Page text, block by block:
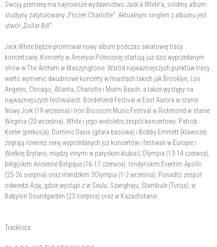
Swoją premierę ma najnowsze wydawnictwo Jack'a White'a, siódmy album
studyjny zatytułowany „Frozen Charlotte". Aktualnym singlem z albumu jest
utwór „Dollar Bill":
Jack White będzie promował nowy album podczas światowej trasy
koncertowej. Koncerty w Ameryce Północnej startują już dziś wyprzedanym
show w The Anthem w Waszyngtonie. Wśród najważniejszych punktów trasy
warto wymienić dwudniowe koncerty w miastach takich jak Brooklyn, Los
Angeles, Chicago, Atlanta, Charlotte i Miami Beach, a także występy na
najważniejszych festiwalach: Borderland Festival w East Aurora w stanie
Nowy Jork (19 września) i Iron Blossom Music Festival w Richmond w stanie
Wirginia (20 września). White i jego wieloletni zespół koncertowy: Patrick
Keeler (perkusja), Dominic Davis (gitara basowa) i Bobby Emmett (klawisze)
zagrają również serię wyprzedanych już koncertów i festiwali w Europie i
Wielkiej Brytanii, między innymi w paryskim klubie L'Olympia (13-14 czerwca),
belgijskim Ancienne Belgique (16-17 czerwca), londyńskim Eventim Apollo
(25-26 sierpnia) oraz irlandzkim 3Olympia (1-2 września). Ponadto zespół
odwiedzi Azję, gdzie wystąpi z w Seulu, Szanghaju, Stambule (Turcja), w
Babylon Soundgarden (23 sierpnia) oraz w Kazachstanie.
Tracklista: